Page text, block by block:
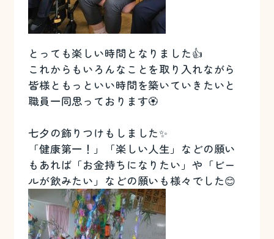
とっても楽しい時間となりました👍
これからもいろんなことを取り入れながら
皆様ともっといい時間を築いていきたいと
職員一同思っております🏵️
七夕の飾りつけもしました✨
「健康第一！」「楽しい人生」などの願い
もあれば「お金持ちになりたい」や「ビー
ルが飲みたい」などの願いも様々でした😊